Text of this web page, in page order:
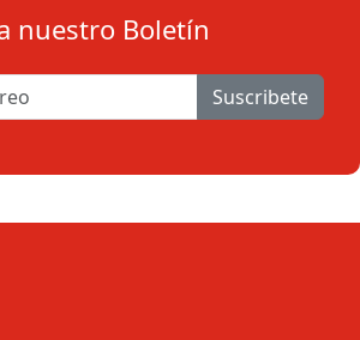
nuestro Boletín
Suscribete